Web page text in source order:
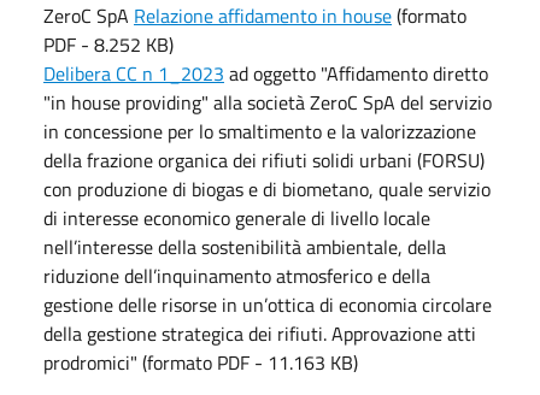
ZeroC SpA Relazione affidamento in house(formato
PDF - 8.252 KB)
Delibera CC n 1_2023 ad oggetto "Affidamento diretto
"in house providing" alla società ZeroC SpA del servizio
in concessione per lo smaltimento e la valorizzazione
della frazione organica dei rifiuti solidi urbani (FORSU)
con produzione di biogas e di biometano, quale servizio
di interesse economico generale di livello locale
nell’interesse della sostenibilità ambientale, della
riduzione dell’inquinamento atmosferico e della
gestione delle risorse in un’ottica di economia circolare
della gestione strategica dei rifiuti. Approvazione atti
prodromici" (formato PDF - 11.163 KB)